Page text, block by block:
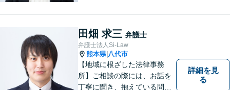
やお気持ちに配慮し、納得の
いく解決のサポートができま
すよう、一つ一つのご依頼に
誠実に取り組んでまいりま
す。
田畑 求三 弁護士
弁護士法人Si-Law
熊本県| 八代市
【地域に根ざした法律事務
所】ご相談の際には、お話を
丁寧に聞き、抱えている問題
詳細を見
る